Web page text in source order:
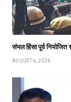
संभल हिंसा पूर्व
AUGUST 6, 2026